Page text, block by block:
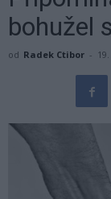
bohužel
od Radek Ctibor -